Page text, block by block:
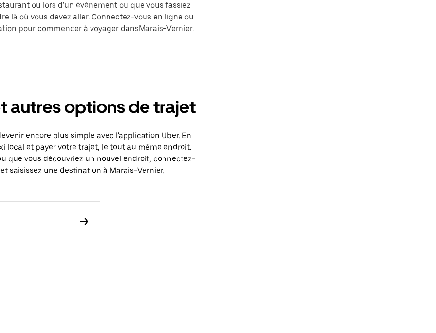
ou lors d'un événement ou que vous fassiez
là où vous devez aller. Connectez-vous en ligne ou
pour commencer à voyager dansMarais-Vernier.
autres options de trajet
encore plus simple avec l'application Uber. En
local et payer votre trajet, le tout au même endroit.
que vous découvriez un nouvel endroit, connectez-
saisissez une destination à Marais-Vernier.